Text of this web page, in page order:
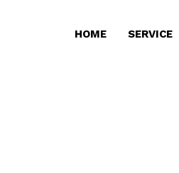
HOME SERVICE